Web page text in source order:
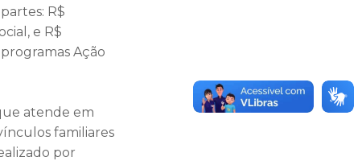
R$
e R$
Ação
atende em
familiares
por